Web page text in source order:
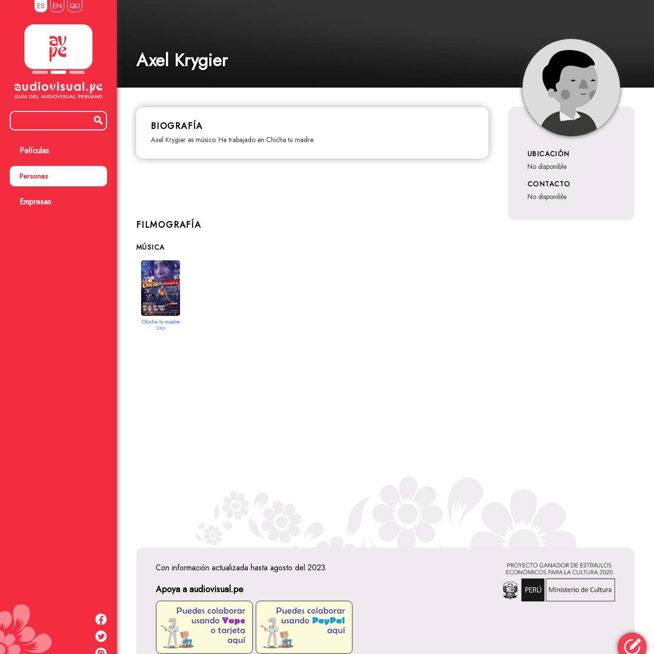
ES EN QU
Películas
Personas
Empresas
Axel Krygier
BIOGRAFÍA
Axel Krygier es músico. Ha trabajado en Chicha tu madre.
UBICACIÓN
no disponible
CONTACTO
no disponible
FILMOGRAFÍA
MÚSICA
Chicha tu madre
2006
Con información actualizada hasta agosto del 2023
Apoya a audiovisual.pe
Axel